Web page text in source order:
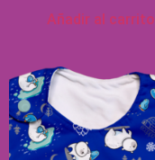
Añadir al carrito